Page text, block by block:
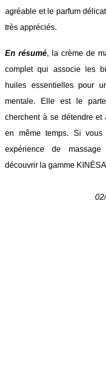
agréable et le parfum
très appréciés.
En résumé, la crème de
complet qui associe les
huiles essentielles pour
mentale. Elle est le
cherchent à se détendre
en même temps. Si
expérience de
découvrir la gamme